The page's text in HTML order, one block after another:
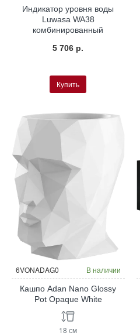
Индикатор уровня воды
Luwasa WA38
комбинированный
5 706 р.
Купить
6VONADAG0 В наличии
Кашпо Adan Nano Glossy
Pot Opaque White
18 см